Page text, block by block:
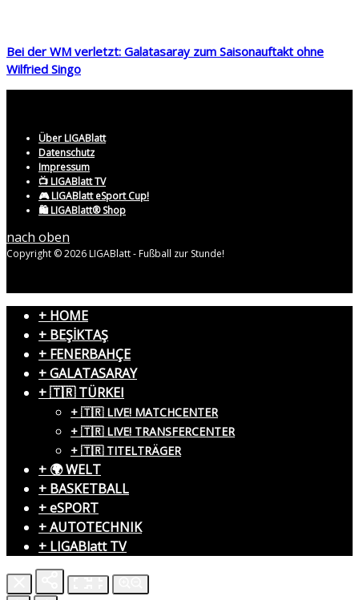
Bei der WM verletzt: Galatasaray zum Saisonauftakt ohne
Wilfried Singo
Über LIGABlatt
Datenschutz
Impressum
📺 LIGABlatt TV
🎮 LIGABlatt eSport Cup!
🛍️ LIGABlatt® Shop
nach oben
Copyright © 2026 LIGABlatt - Fußball zur Stunde!
+ HOME
+ BEŞİKTAŞ
+ FENERBAHÇE
+ GALATASARAY
+ 🇹🇷 TÜRKEI
+ 🇹🇷 LIVE! MATCHCENTER
+ 🇹🇷 LIVE! TRANSFERCENTER
+ 🇹🇷 TITELTRÄGER
+ 🌍 WELT
+ BASKETBALL
+ eSPORT
+ AUTOTECHNIK
+ LIGABlatt TV